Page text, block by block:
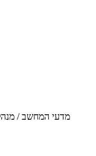
מדעי המחשב / מנהל